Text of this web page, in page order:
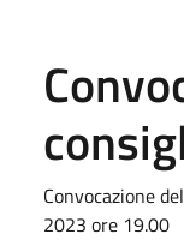
Convocazione
2023 ore 19.00